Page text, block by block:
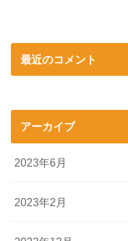
最近のコメント
アーカイブ
2023年6月
2023年2月